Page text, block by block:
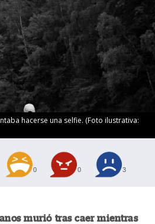
hacerse una selfie. (Foto ilustrativa:
0 0 3
murió tras caer mientras